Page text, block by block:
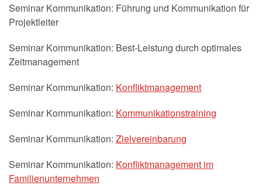
Seminar Kommunikation: Führung und Kommunikation für
Projektleiter
Seminar Kommunikation: Best-Leistung durch optimales
Zeitmanagement
Seminar Kommunikation: Konfliktmanagement
Seminar Kommunikation: Kommunikationstraining
Seminar Kommunikation: Zielvereinbarung
Seminar Kommunikation: Konfliktmanagement im
Familienunternehmen